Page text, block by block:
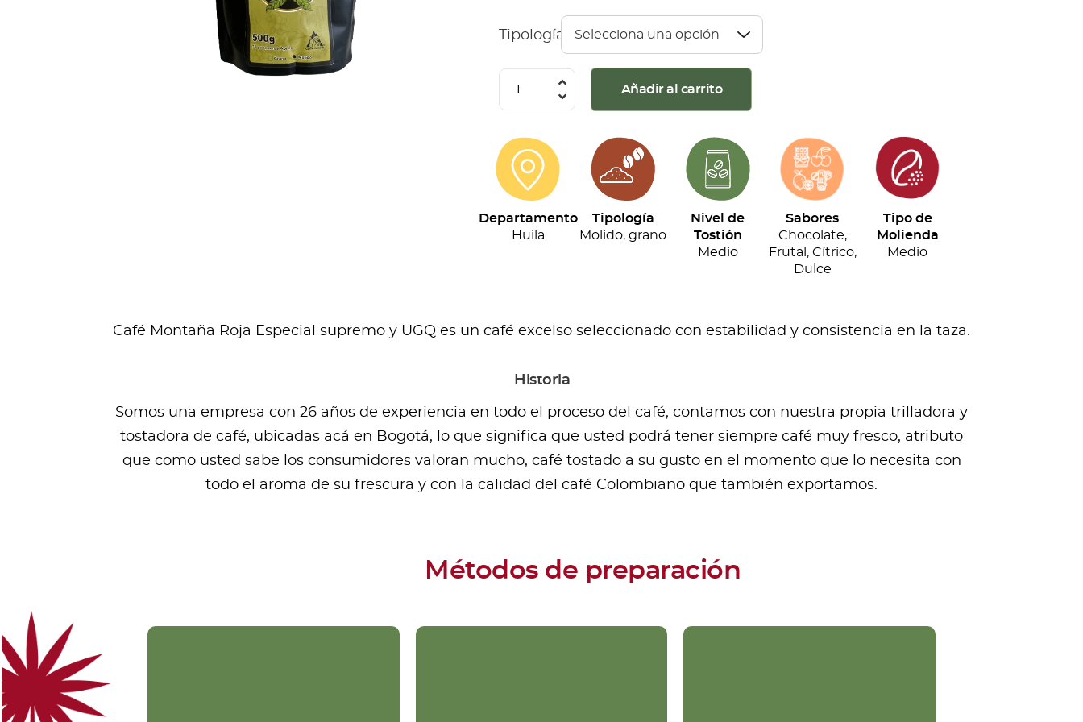
Tipología
Montaña
-
Especial
(500g)
cantidad
Añadir al carrito
Departamento
Huila
Tipología
Molido, grano
Nivel de
Tostión
Medio
Sabores
Chocolate,
Frutal, Cítrico,
Dulce
Tipo de
Molienda
Medio
Café Montaña Roja Especial supremo y UGQ es un café excelso seleccionado con estabilidad y consistencia en la taza.
Historia
Somos una empresa con 26 años de experiencia en todo el proceso del café; contamos con nuestra propia trilladora y
tostadora de café, ubicadas acá en Bogotá, lo que significa que usted podrá tener siempre café muy fresco, atributo
que como usted sabe los consumidores valoran mucho, café tostado a su gusto en el momento que lo necesita con
todo el aroma de su frescura y con la calidad del café Colombiano que también exportamos.
Métodos de preparación